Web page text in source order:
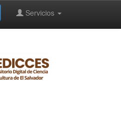
Servicios